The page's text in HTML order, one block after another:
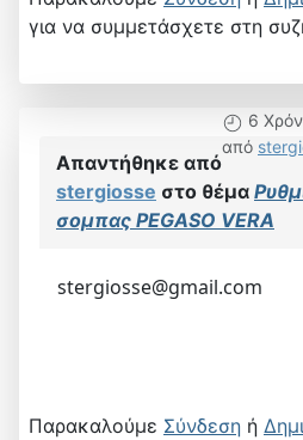
για να συμμετάσχετε στη
6
από
Απαντήθηκε από
stergiosse στο θέμα
σομπας PEGASO VERA
stergiosse@gmail.com
Παρακαλούμε Σύνδεση ή